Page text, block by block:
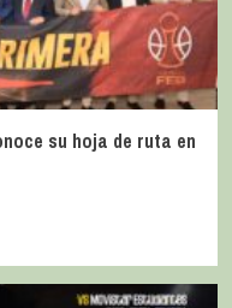
su hoja de ruta en